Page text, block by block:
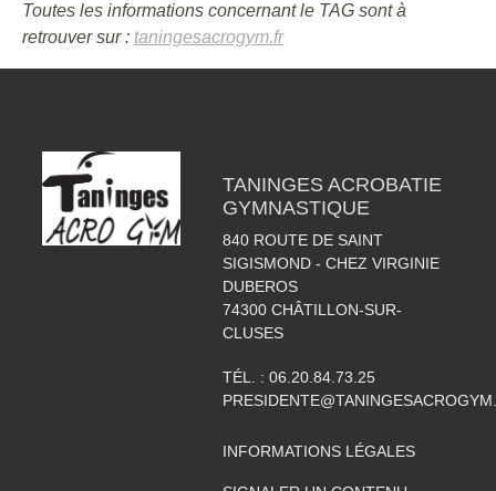
Toutes les informations concernant le TAG sont à
retrouver sur : taningesacrogym.fr
TANINGES ACROBATIE
GYMNASTIQUE
840 ROUTE DE SAINT
SIGISMOND - CHEZ VIRGINIE
DUBEROS
74300 CHÂTILLON-SUR-
CLUSES
TÉL. : 06.20.84.73.25
INFORMATIONS LÉGALES